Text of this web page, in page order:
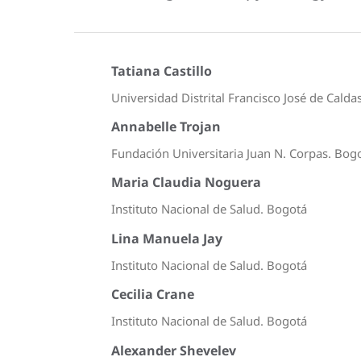
Tatiana Castillo
Universidad Distrital Francisco José de
Annabelle Trojan
Fundación Universitaria Juan N. Corpas.
Maria Claudia Noguera
Instituto Nacional de Salud. Bogotá
Lina Manuela Jay
Instituto Nacional de Salud. Bogotá
Cecilia Crane
Instituto Nacional de Salud. Bogotá
Alexander Shevelev